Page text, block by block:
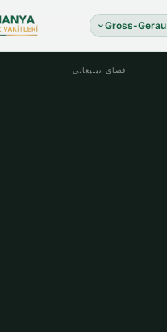
Gross-Gerau
فضای تبلیغاتی